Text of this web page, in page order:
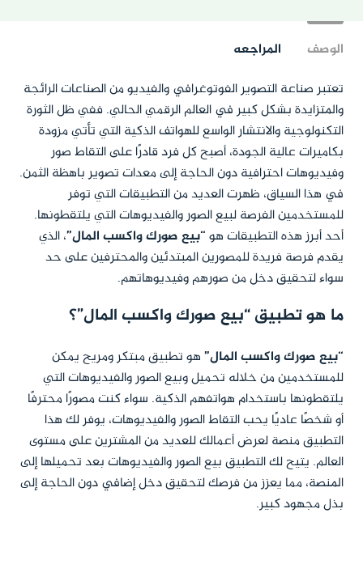
الوصف
المراجعه
تعتبر صناعة التصوير الفوتوغرافي والفيديو من الصناعات الرائجة
والمتزايدة بشكل كبير في العالم الرقمي الحالي. ففي ظل الثورة
التكنولوجية والانتشار الواسع للهواتف الذكية التي تأتي مزودة
بكاميرات عالية الجودة، أصبح كل فرد قادرًا على التقاط صور
وفيديوهات احترافية دون الحاجة إلى معدات تصوير باهظة الثمن.
في هذا السياق، ظهرت العديد من التطبيقات التي توفر
للمستخدمين الفرصة لبيع الصور والفيديوهات التي يلتقطونها.
أحد أبرز هذه التطبيقات هو“بيع صورك واكسب المال”، الذي
يقدم فرصة فريدة للمصورين المبتدئين والمحترفين على حد
سواء لتحقيق دخل من صورهم وفيديوهاتهم.
ما هو تطبيق “بيع صورك واكسب المال”؟
“بيع صورك واكسب المال”هو تطبيق مبتكر ومريح يمكن
للمستخدمين من خلاله تحميل وبيع الصور والفيديوهات التي
يلتقطونها باستخدام هواتفهم الذكية. سواء كنت مصورًا محترفًا
أو شخصًا عاديًا يحب التقاط الصور والفيديوهات، يوفر لك هذا
التطبيق منصة لعرض أعمالك للعديد من المشترين على مستوى
العالم. يتيح لك التطبيق بيع الصور والفيديوهات بعد تحميلها إلى
المنصة، مما يعزز من فرصك لتحقيق دخل إضافي دون الحاجة إلى
بذل مجهود كبير.